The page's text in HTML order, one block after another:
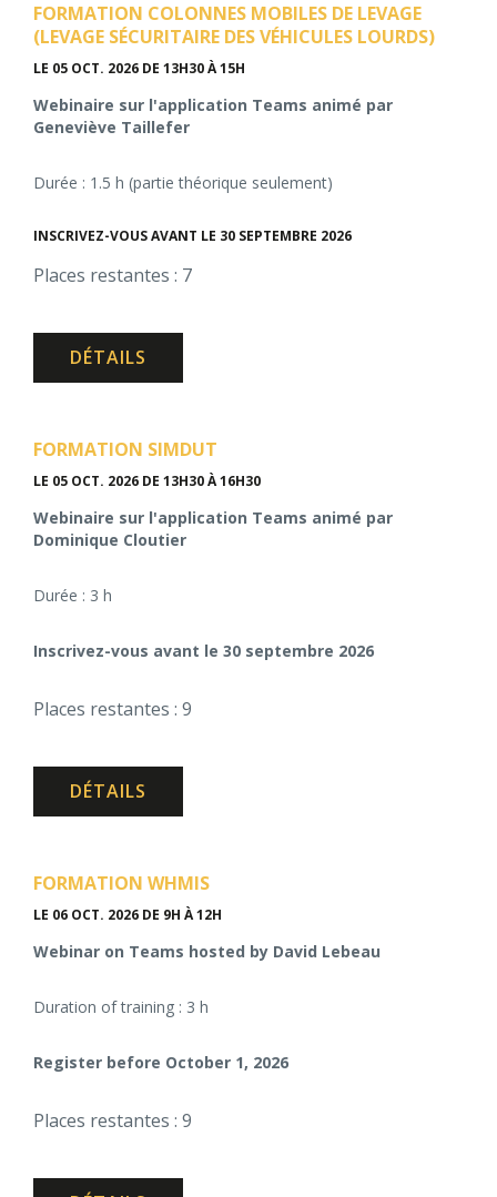
FORMATION COLONNES MOBILES DE LEVAGE
(LEVAGE SÉCURITAIRE DES VÉHICULES LOURDS)
LE 05 OCT. 2026 DE 13H30 À 15H
Webinaire sur l'application Teams animé par
Geneviève Taillefer
Durée : 1.5 h (partie théorique seulement)
INSCRIVEZ-VOUS AVANT LE 30 SEPTEMBRE 2026
Places restantes : 7
DÉTAILS
FORMATION SIMDUT
LE 05 OCT. 2026 DE 13H30 À 16H30
Webinaire sur l'application Teams animé par
Dominique Cloutier
Durée : 3 h
Inscrivez-vous avant le 30 septembre 2026
Places restantes : 9
DÉTAILS
FORMATION WHMIS
LE 06 OCT. 2026 DE 9H À 12H
Webinar on Teams hosted by David Lebeau
Duration of training : 3 h
Register before October 1, 2026
Places restantes : 9